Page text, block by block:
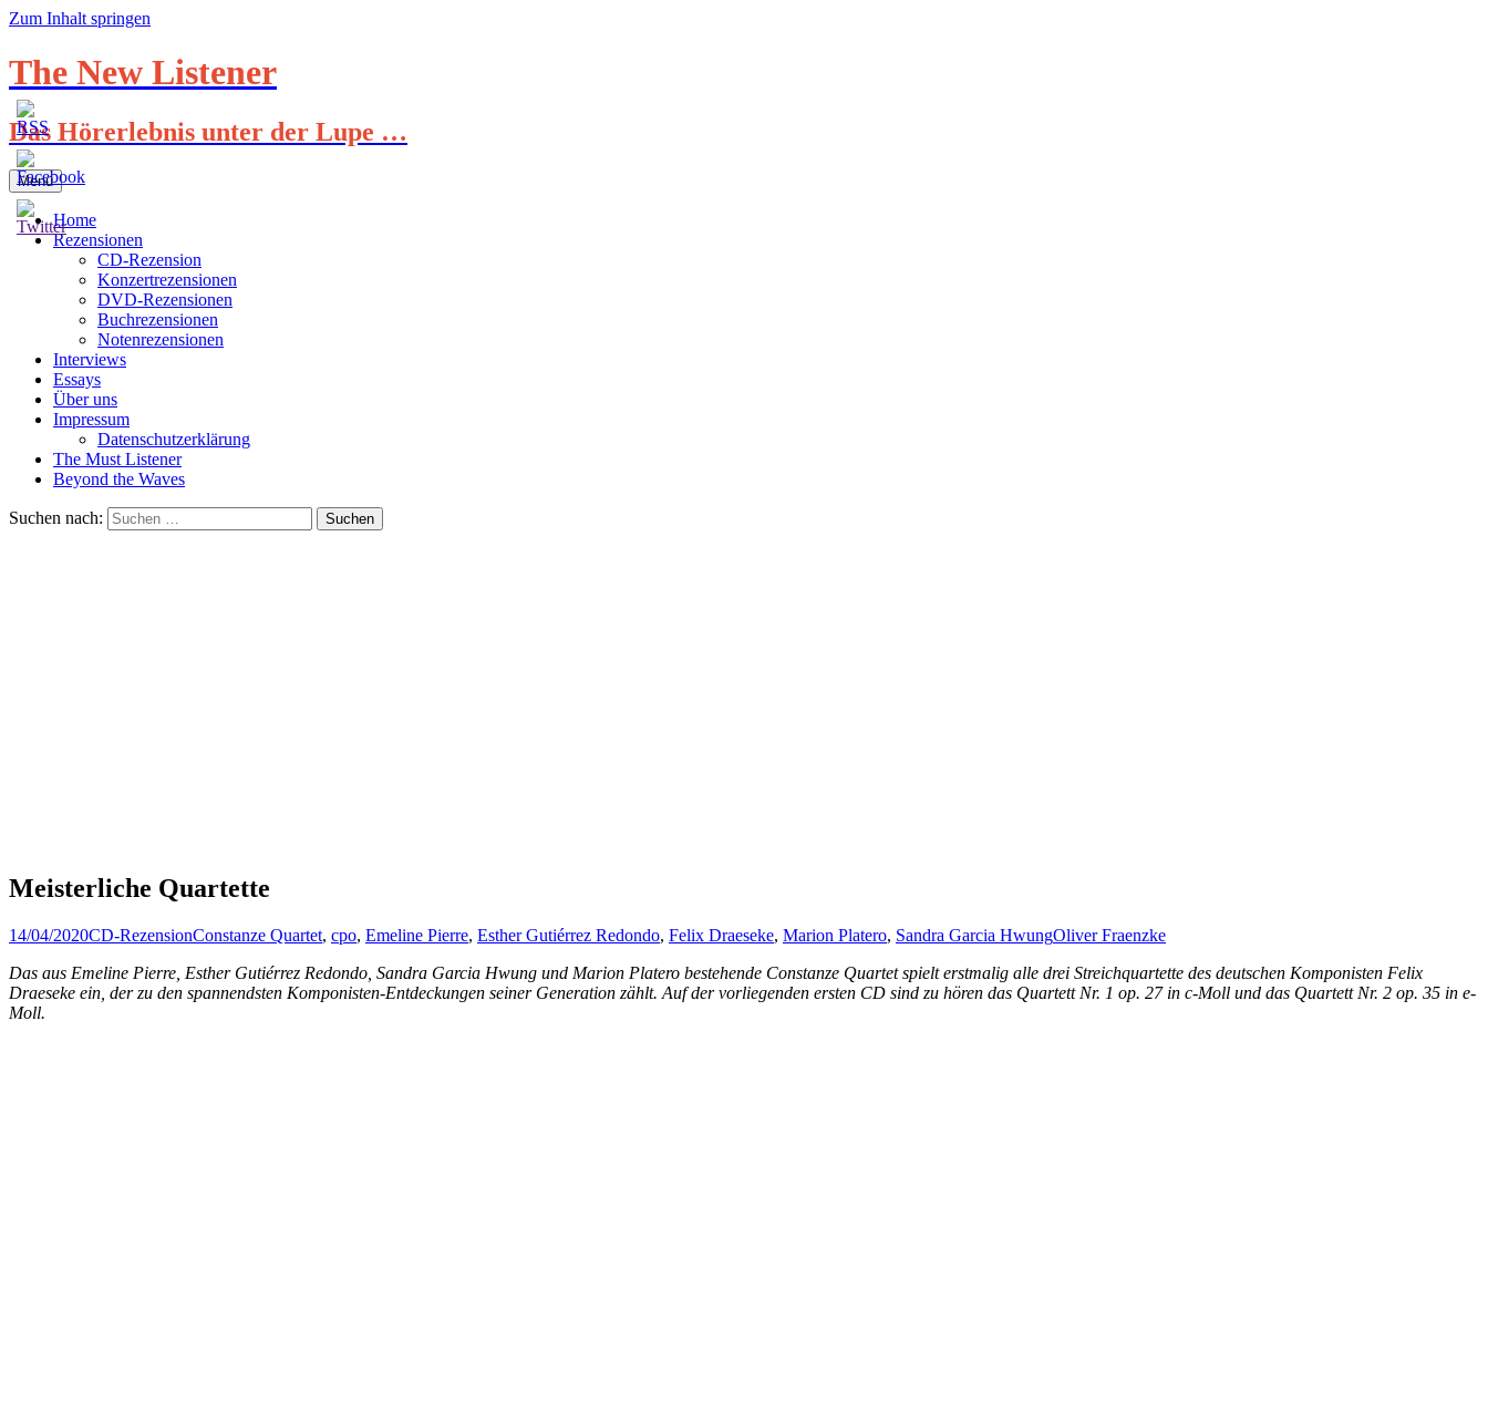
Zum Inhalt springen
The New Listener
Das Hörerlebnis unter der Lupe …
Menü
Home
Rezensionen
CD-Rezension
Konzertrezensionen
DVD-Rezensionen
Buchrezensionen
Notenrezensionen
Interviews
Essays
Über uns
Impressum
Datenschutzerklärung
The Must Listener
Beyond the Waves
Suchen nach:
Meisterliche Quartette
14/04/2020CD-RezensionConstanze Quartet, cpo, Emeline Pierre, Esther Gutiérrez Redondo, Felix Draeseke, Marion Platero, Sandra Garcia HwungOliver Fraenzke
Das aus Emeline Pierre, Esther Gutiérrez Redondo, Sandra Garcia Hwung und Marion Platero bestehende Constanze Quartet spielt erstmalig alle drei Streichquartette des deutschen Komponisten Felix
Draeseke ein, der zu den spannendsten Komponisten-Entdeckungen seiner Generation zählt. Auf der vorliegenden ersten CD sind zu hören das Quartett Nr. 1 op. 27 in c-Moll und das Quartett Nr. 2 op. 35 in e-
Moll.